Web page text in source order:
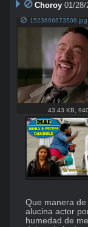
Choroy 01/28/
1523666673508.jpg
43.43 KB
Que manera
alucina actor
humedad de